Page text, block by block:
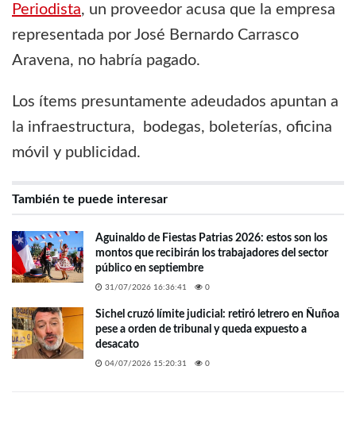
Periodista, un proveedor acusa que la empresa
representada por José Bernardo Carrasco
Aravena, no habría pagado.
Los ítems presuntamente adeudados apuntan a
la infraestructura, bodegas, boleterías, oficina
móvil y publicidad.
También te puede interesar
Aguinaldo de Fiestas Patrias 2026: estos son los
montos que recibirán los trabajadores del sector
público en septiembre
31/07/2026 16:36:41 0
Sichel cruzó límite judicial: retiró letrero en Ñuñoa
pese a orden de tribunal y queda expuesto a
desacato
04/07/2026 15:20:31 0